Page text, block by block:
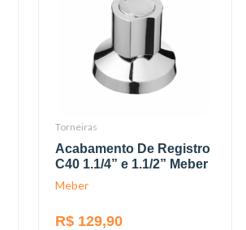
Torneiras
Acabamento De Registro
C40 1.1/4” e 1.1/2” Meber
Meber
R$ 129,90